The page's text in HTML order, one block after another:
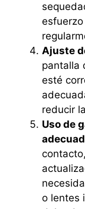
Ajuste
pantalla
esté
reducir
Uso de
o lentes